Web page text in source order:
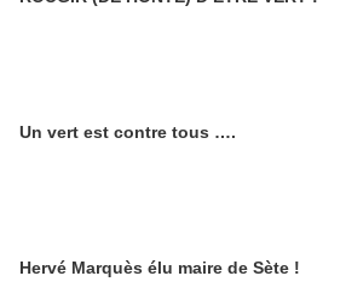
Un vert est contre tous ….
Hervé Marquès élu maire de Sète !